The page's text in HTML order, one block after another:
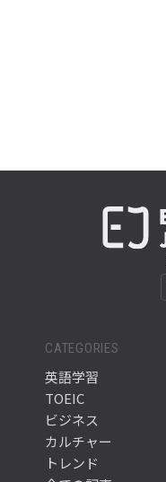
CATEGORIES
英語学習
TOEIC
ビジネス
カルチャー
トレンド